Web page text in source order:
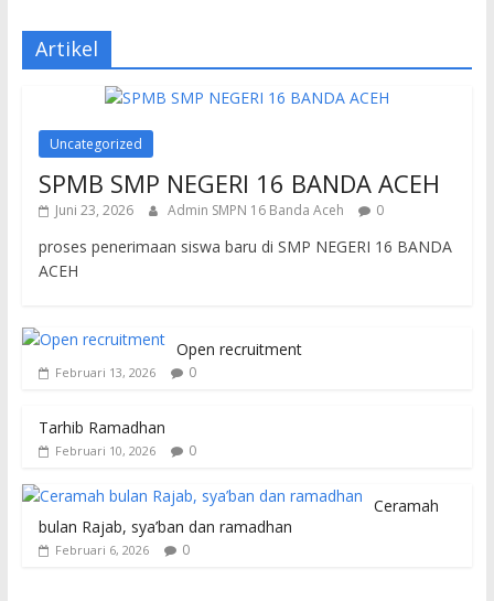
Artikel
Uncategorized
SPMB SMP NEGERI 16 BANDA ACEH
Juni 23, 2026 Admin SMPN 16 Banda Aceh 0
proses penerimaan siswa baru di SMP NEGERI 16 BANDA
ACEH
Open recruitment
Februari 13, 2026 0
Tarhib Ramadhan
Februari 10, 2026 0
Ceramah
bulan Rajab, sya’ban dan ramadhan
Februari 6, 2026 0